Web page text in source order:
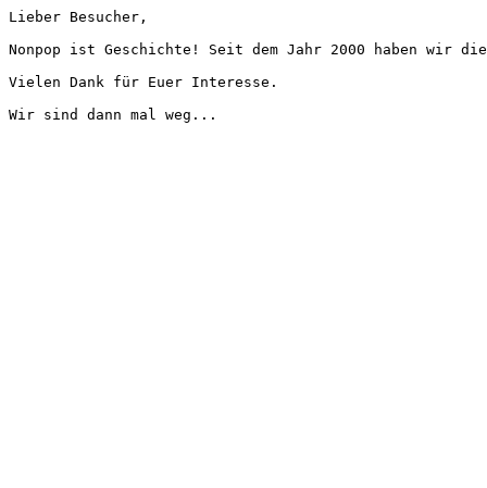
Lieber Besucher,
Nonpop ist Geschichte! Seit dem Jahr 2000 haben wir
Vielen Dank für Euer Interesse.
Wir sind dann mal weg...